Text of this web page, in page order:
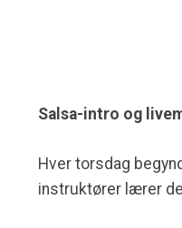
Salsa-intro og
Hver torsdag
instruktører lærer